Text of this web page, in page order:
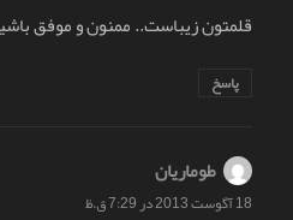
قلمتون زیباست.. ممنون و موفق
پاسخ
طوماریان
18 آگوست 2013 در 7:29 ق.ظ